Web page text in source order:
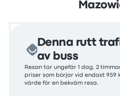
Denna rutt
av buss
Resan tar ungefär 1 dag, 2
priser som börjar vid endast 959
värde för en bekväm resa.